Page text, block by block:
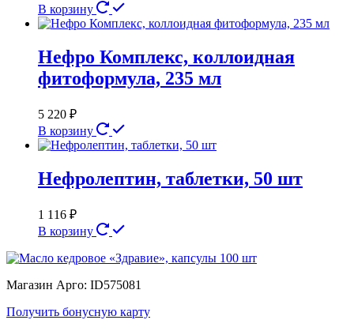
В корзину
Нефро Комплекс, коллоидная
фитоформула, 235 мл
5 220 ₽
В корзину
Нефролептин, таблетки, 50 шт
1 116 ₽
В корзину
Магазин Арго: ID575081
Получить бонусную карту